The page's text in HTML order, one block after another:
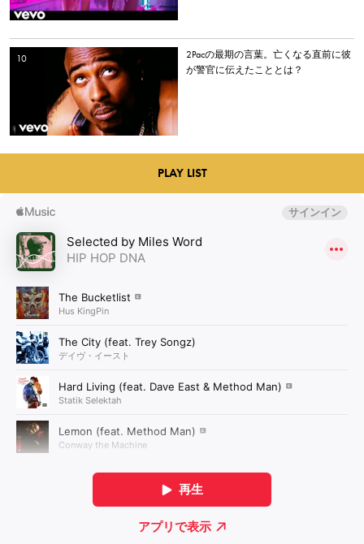
2Pacの最期の言葉。亡くなる直前に彼
が警官に伝えたこととは？
PLAY LIST